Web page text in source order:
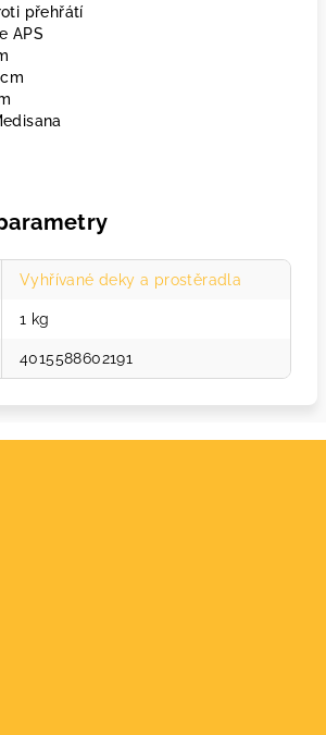
přehřátí
APS
Vyhřívané deky a prostěradla
1 kg
4015588602191